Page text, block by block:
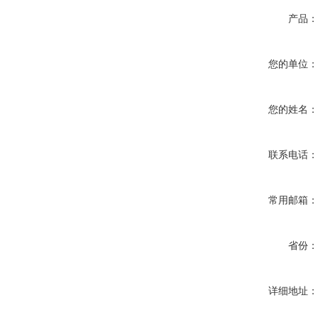
产品：
您的单位：
您的姓名：
联系电话：
常用邮箱：
省份：
详细地址：